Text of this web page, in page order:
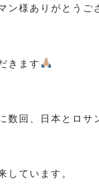
ン様ありがとうご
きます
数回、日本とロサ
しています。